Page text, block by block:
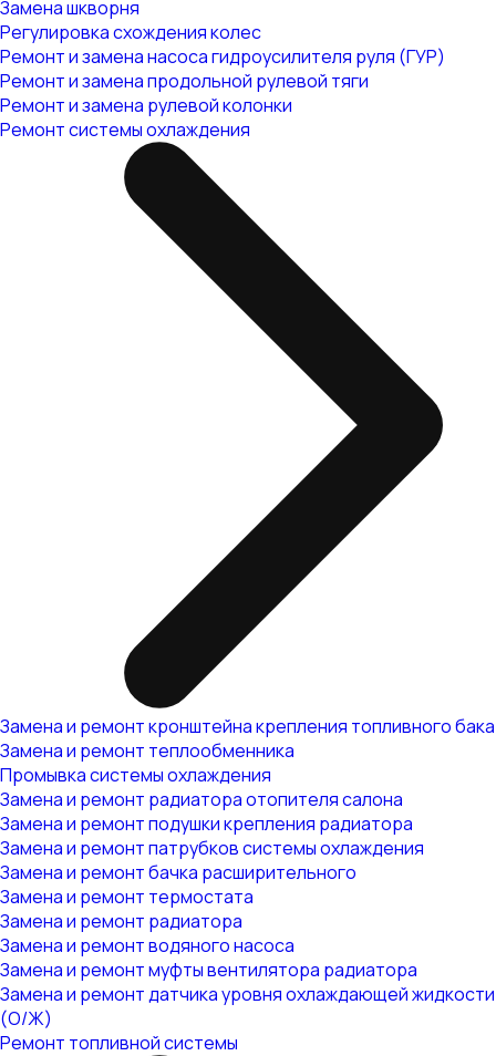
Замена шкворня
Регулировка схождения колес
Ремонт и замена насоса гидроусилителя руля (ГУР)
Ремонт и замена продольной рулевой тяги
Ремонт и замена рулевой колонки
Ремонт системы охлаждения
Замена и ремонт кронштейна крепления топливного бака
Замена и ремонт теплообменника
Промывка системы охлаждения
Замена и ремонт радиатора отопителя салона
Замена и ремонт подушки крепления радиатора
Замена и ремонт патрубков системы охлаждения
Замена и ремонт бачка расширительного
Замена и ремонт термостата
Замена и ремонт радиатора
Замена и ремонт водяного насоса
Замена и ремонт муфты вентилятора радиатора
Замена и ремонт датчика уровня охлаждающей жидкости
(О/Ж)
Ремонт топливной системы